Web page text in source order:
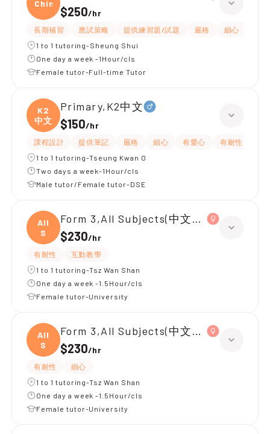
Chine
$250/hr
長期補習 應試策略 提供練習題/試題 嚴格 細心
1 to 1 tutoring-Sheung Shui
One day a week -1Hour/cls
Female tutor-Full-time Tutor
K2
中文
Primary,K2中文
$150/hr
課程設計 提供筆記 嚴格 細心 有愛心
有耐性
1 to 1 tutoring-Tseung Kwan O
Two days a week-1Hour/cls
Male tutor/Female tutor-DSE
All
S
Form 3,All Subjects(中文英文)
$230/hr
有耐性
互動教學
1 to 1 tutoring-Tsz Wan Shan
One day a week -1.5Hour/cls
Female tutor-University
All
S
Form 3,All Subjects(中文英文)
$230/hr
有耐性
細心
1 to 1 tutoring-Tsz Wan Shan
One day a week -1.5Hour/cls
Female tutor-University